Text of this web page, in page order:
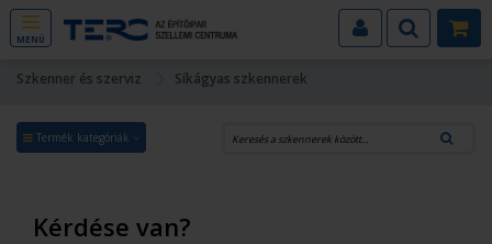
MENÜ
Szkenner és szerviz Síkágyas szkennerek
Termék kategóriák
Kérdése van?